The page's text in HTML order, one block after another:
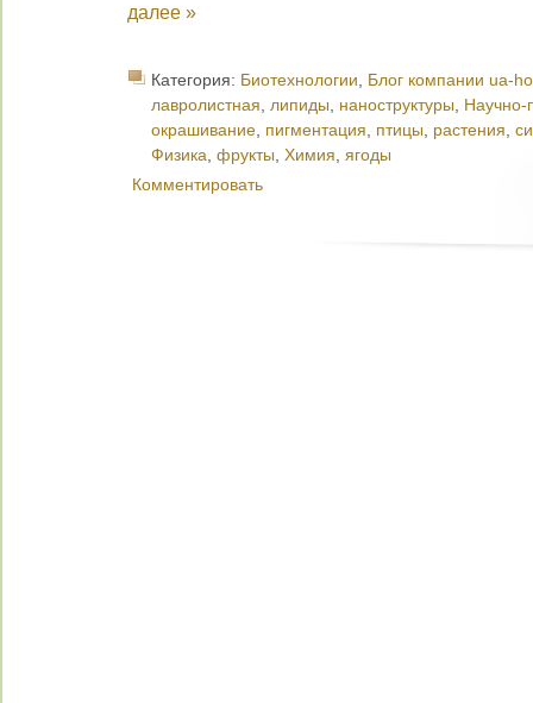
далее »
Категория: Биотехнологии, Блог компании ua-
лавролистная, липиды, наноструктуры, Научно-
окрашивание, пигментация, птицы, растения,
Физика, фрукты, Химия, ягоды
Комментировать